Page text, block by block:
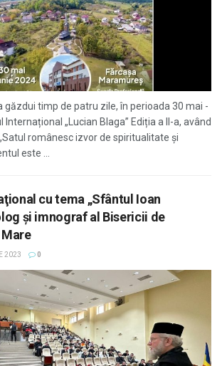
găzdui timp de patru zile, în perioada 30 mai -
Internațional „Lucian Blaga” Ediția a II-a, având
românesc izvor de spiritualitate și
este ...
cu tema „Sfântul Ioan
și imnograf al Bisericii de
Mare
2023 0